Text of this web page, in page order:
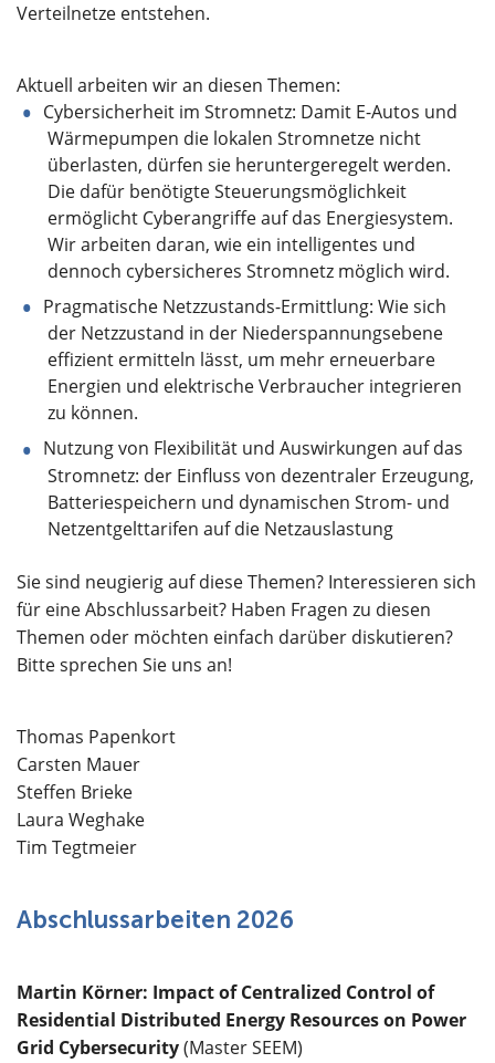
Verteilnetze entstehen.
Aktuell arbeiten wir an diesen Themen:
Cybersicherheit im Stromnetz: Damit E-Autos und
Wärmepumpen die lokalen Stromnetze nicht
überlasten, dürfen sie heruntergeregelt werden.
Die dafür benötigte Steuerungsmöglichkeit
ermöglicht Cyberangriffe auf das Energiesystem.
Wir arbeiten daran, wie ein intelligentes und
dennoch cybersicheres Stromnetz möglich wird.
Pragmatische Netzzustands-Ermittlung: Wie sich
der Netzzustand in der Niederspannungsebene
effizient ermitteln lässt, um mehr erneuerbare
Energien und elektrische Verbraucher integrieren
zu können.
Nutzung von Flexibilität und Auswirkungen auf das
Stromnetz: der Einfluss von dezentraler Erzeugung,
Batteriespeichern und dynamischen Strom- und
Netzentgelttarifen auf die Netzauslastung
Sie sind neugierig auf diese Themen? Interessieren sich
für eine Abschlussarbeit? Haben Fragen zu diesen
Themen oder möchten einfach darüber diskutieren?
Bitte sprechen Sie uns an!
Thomas Papenkort
Carsten Mauer
Steffen Brieke
Laura Weghake
Tim Tegtmeier
Abschlussarbeiten 2026
Martin Körner: Impact of Centralized Control of
Residential Distributed Energy Resources on Power
Grid Cybersecurity(Master SEEM)